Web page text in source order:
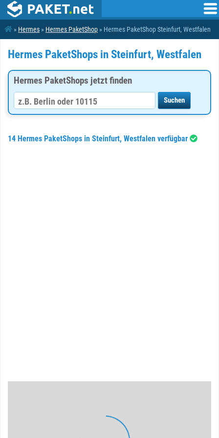
» Hermes » Hermes PaketShop » Hermes PaketShop Steinfurt, Westfalen
Hermes PaketShops in Steinfurt, Westfalen
Hermes PaketShops jetzt finden
14 Hermes PaketShops in Steinfurt, Westfalen verfügbar